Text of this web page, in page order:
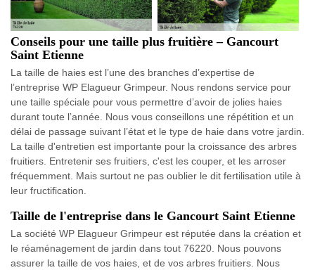
Conseils pour une taille plus fruitière – Gancourt
Saint Etienne
La taille de haies est l’une des branches d’expertise de
l’entreprise WP Elagueur Grimpeur. Nous rendons service pour
une taille spéciale pour vous permettre d’avoir de jolies haies
durant toute l’année. Nous vous conseillons une répétition et un
délai de passage suivant l’état et le type de haie dans votre jardin.
La taille d'entretien est importante pour la croissance des arbres
fruitiers. Entretenir ses fruitiers, c'est les couper, et les arroser
fréquemment. Mais surtout ne pas oublier le dit fertilisation utile à
leur fructification.
Taille de l'entreprise dans le Gancourt Saint Etienne
La société WP Elagueur Grimpeur est réputée dans la création et
le réaménagement de jardin dans tout 76220. Nous pouvons
assurer la taille de vos haies, et de vos arbres fruitiers. Nous